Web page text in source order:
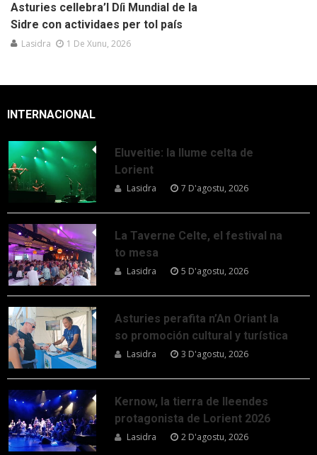
Asturies cellebra’l Díi Mundial de la
Sidre con actividaes per tol país
Lasidra 1 De Xunu, 2026
INTERNACIONAL
Eluveitie: la llume celta de
Lorient
Lasidra 7 D'agostu, 2026
La Taverne Celte, el festival na
to mesa
Lasidra 5 D'agostu, 2026
Asturies perafita n’An Oriant la
so promoción cultural y turística
Lasidra 3 D'agostu, 2026
Kernow, la tierra de lleendes
protagonista de Lorient 2026
Lasidra 2 D'agostu, 2026